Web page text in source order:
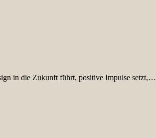
in die Zukunft führt, positive Impulse setzt,…